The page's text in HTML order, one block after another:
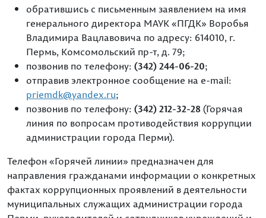
обратившись с письменным заявлением на имя
генерального директора МАУК «ПГДК» Воробья
Владимира Вацлавовича по адресу: 614010, г.
Пермь, Комсомольский пр-т, д. 79;
позвонив по телефону: (342) 244-06-20;
отправив электронное сообщение на e-mail:
priemdk@yandex.ru;
позвонив по телефону: (342) 212-32-28 (Горячая
линия по вопросам противодействия коррупции
администрации города Перми).
Телефон «Горячей линии» предназначен для
направления гражданами информации о конкретных
фактах коррупционных проявлений в деятельности
муниципальных служащих администрации города